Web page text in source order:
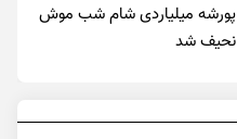
پورشه میلیاردی شام شب موش‌
نحیف شد